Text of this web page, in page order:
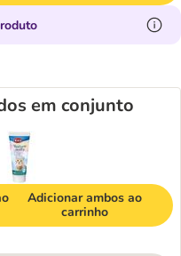
em conjunto
Adicionar ambos ao
carrinho